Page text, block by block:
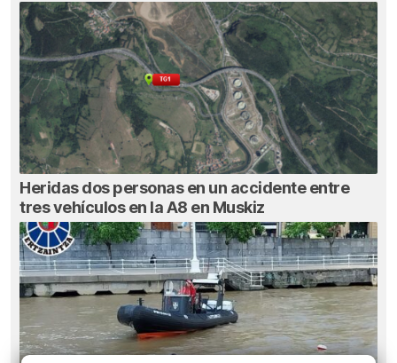
Heridas dos personas en un accidente entre
tres vehículos en la A8 en Muskiz